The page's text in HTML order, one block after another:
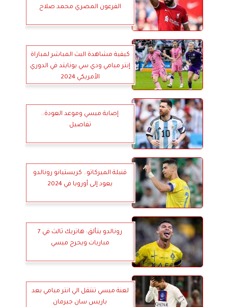
الفرعون المصري محمد صلاح
كيفية مشاهدة البث المباشر لمباراة
إنتر ميامي ودي سي يونايتد في الدوري
الأمريكي 2024
إصابة ميسي وموعد العودة..
تفاصيل
قنبلة الميركاتو.. كريستيانو رونالدو
يعود إلى أوروبا في 2024
رونالدو يتألق: هاتريك ثالث في 7
مباريات ويحرج ميسي
لعنة ميسي تنتقل الي انتر ميامي بعد
باريس سان جيرمان